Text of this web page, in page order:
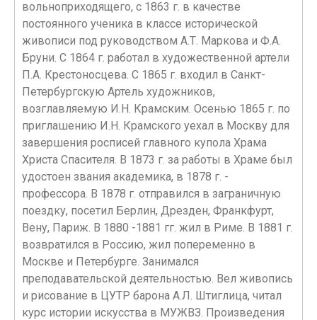
вольноприходящего, с 1863 г. в качестве
постоянного ученика в классе исторической
живописи под руководством А.Т. Маркова и Ф.А.
Бруни. С 1864 г. работал в художественной артели
П.А. Крестоносцева. С 1865 г. входил в Санкт-
Петербургскую Артель художников,
возглавляемую И.Н. Крамским. Осенью 1865 г. по
приглашению И.Н. Крамского уехал в Москву для
завершения росписей главного купола Храма
Христа Спасителя. В 1873 г. за работы в Храме был
удостоен звания академика, в 1878 г. -
профессора. В 1878 г. отправился в заграничную
поездку, посетил Берлин, Дрезден, Франкфурт,
Вену, Париж. В 1880 -1881 гг. жил в Риме. В 1881 г.
возвратился в Россию, жил попеременно в
Москве и Петербурге. Занимался
преподавательской деятельностью. Вел живопись
и рисование в ЦУТР барона А.Л. Штиглица, читал
курс истории искусства в МУЖВЗ. Произведения